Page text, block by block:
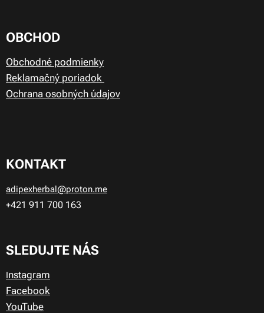
OBCHOD
Obchodné podmienky
Reklamačný poriadok
Ochrana osobných údajov
KONTAKT
adipexherbal@proton.me
+421 911 700 163
SLEDUJTE NÁS
Instagram
Facebook
YouTube